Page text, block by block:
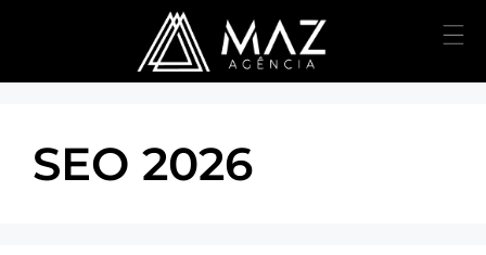
SEO 2026